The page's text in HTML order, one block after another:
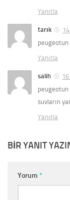
Yanıtla
tarık
peugeotun
Yanıtla
salih
peugeotun
suvların
Yanıtla
BIR YANIT
Yorum *